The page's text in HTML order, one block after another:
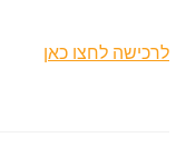
לרכישה לחצו כאן